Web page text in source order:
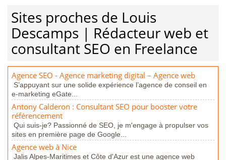
Sites proches de Louis
Descamps | Rédacteur web et
consultant SEO en Freelance
Agence SEO - Agence marketing digital – Agence web
S’appuyant sur une solide expérience l’agence de conseil en
e-marketing eGate...
Antony Calderon : Consultant SEO pour booster votre
référencement
Qui suis-je? Passionné de SEO, je m'engage à propulser vos
sites en première page de Google...
Agence web à Nice
​Jalis Alpes-Maritimes et Côte d'Azur est une agence web